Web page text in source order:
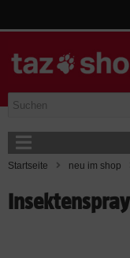
Startseite neu im shop
Insektenspray